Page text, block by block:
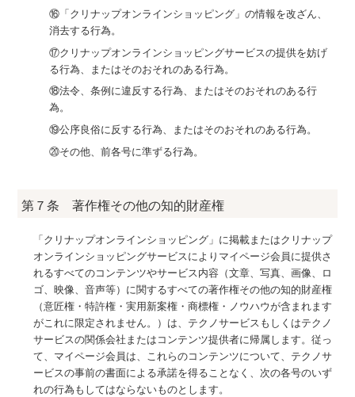
⑯「クリナップオンラインショッピング」の情報を改ざん、
消去する行為。
⑰クリナップオンラインショッピングサービスの提供を妨げ
る行為、またはそのおそれのある行為。
⑱法令、条例に違反する行為、またはそのおそれのある行
為。
⑲公序良俗に反する行為、またはそのおそれのある行為。
⑳その他、前各号に準ずる行為。
第７条 著作権その他の知的財産権
「クリナップオンラインショッピング」に掲載またはクリナップ
オンラインショッピングサービスによりマイページ会員に提供さ
れるすべてのコンテンツやサービス内容（文章、写真、画像、ロ
ゴ、映像、音声等）に関するすべての著作権その他の知的財産権
（意匠権・特許権・実用新案権・商標権・ノウハウが含まれます
がこれに限定されません。）は、テクノサービスもしくはテクノ
サービスの関係会社またはコンテンツ提供者に帰属します。従っ
て、マイページ会員は、これらのコンテンツについて、テクノサ
ービスの事前の書面による承諾を得ることなく、次の各号のいず
れの行為もしてはならないものとします。